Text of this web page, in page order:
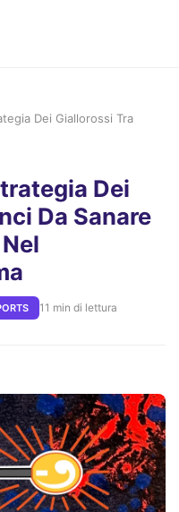
Dei Giallorossi Tra
Dei
Da Sanare
11 min di lettura